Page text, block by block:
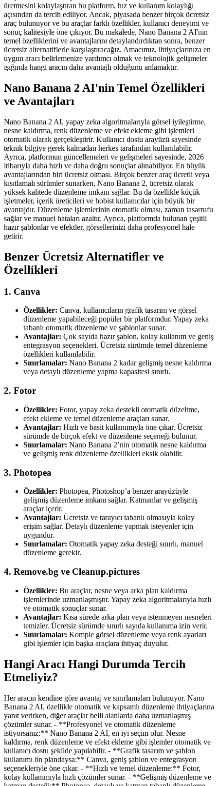
üretmesini kolaylaştıran bu platform, hız ve kullanım kolaylığı
açısından da tercih ediliyor. Ancak, piyasada benzer birçok ücretsiz
araç bulunuyor ve bu araçlar farklı özellikler, kullanıcı deneyimi ve
sonuç kalitesiyle öne çıkıyor. Bu makalede, Nano Banana 2 AI'nin
temel özelliklerini ve avantajlarını detaylandırdıktan sonra, benzer
ücretsiz alternatiflerle karşılaştıracağız. Amacımız, ihtiyaçlarınıza en
uygun aracı belirlemenize yardımcı olmak ve teknolojik gelişmeler
ışığında hangi aracın daha avantajlı olduğunu anlamaktır.
Nano Banana 2 AI'nin Temel Özellikleri
ve Avantajları
Nano Banana 2 AI, yapay zeka algoritmalarıyla görsel iyileştirme,
nesne kaldırma, renk düzenleme ve efekt ekleme gibi işlemleri
otomatik olarak gerçekleştirir. Kullanıcı dostu arayüzü sayesinde
teknik bilgiye gerek kalmadan herkes tarafından kullanılabilir.
Ayrıca, platformun güncellemeleri ve gelişmeleri sayesinde, 2026
itibarıyla daha hızlı ve daha doğru sonuçlar alınabiliyor. En büyük
avantajlarından biri ücretsiz olması. Birçok benzer araç ücretli veya
kısıtlamalı sürümler sunarken, Nano Banana 2, ücretsiz olarak
yüksek kalitede düzenleme imkanı sağlar. Bu da özellikle küçük
işletmeler, içerik üreticileri ve hobist kullanıcılar için büyük bir
avantajdır. Düzenleme işlemlerinin otomatik olması, zaman tasarrufu
sağlar ve manuel hataları azaltır. Ayrıca, platformda bulunan çeşitli
hazır şablonlar ve efektler, görsellerinizi daha profesyonel hale
getirir.
Benzer Ücretsiz Alternatifler ve
Özellikleri
1. Canva
Özellikler: Canva, kullanıcıların grafik tasarım ve görsel
düzenleme yapabileceği popüler bir platformdur. Yapay zeka
tabanlı otomatik düzenleme ve şablonlar sunar.
Avantajlar: Çok sayıda hazır şablon, kolay kullanım ve geniş
entegrasyon seçenekleri. Ücretsiz sürümde temel düzenleme
özellikleri kullanılabilir.
Sınırlamalar: Nano Banana 2 kadar gelişmiş nesne kaldırma
veya detaylı düzenleme yapma kapasitesi sınırlı.
2. Fotor
Özellikler: Fotor, yapay zeka destekli otomatik düzeltme,
efekt ekleme ve temel düzenleme araçları sunar.
Avantajlar: Hızlı ve basit kullanımıyla öne çıkar. Ücretsiz
sürümde de birçok efekt ve düzenleme seçeneği bulunur.
Sınırlamalar: Nano Banana 2’nin otomatik nesne kaldırma
ve gelişmiş renk düzenleme özellikleri eksik olabilir.
3. Photopea
Özellikler: Photopea, Photoshop’a benzer arayüzüyle
gelişmiş düzenleme imkanı sağlar. Katmanlar ve gelişmiş
araçlar içerir.
Avantajlar: Ücretsiz ve tarayıcı tabanlı olmasıyla kolay
erişim sağlar. Detaylı düzenleme yapmak isteyenler için
uygundur.
Sınırlamalar: Otomatik yapay zeka desteği sınırlı, manuel
düzenleme gerekir.
4. Remove.bg ve Cleanup.pictures
Özellikler: Bu araçlar, nesne veya arka plan kaldırma
işlemlerinde uzmanlaşmıştır. Yapay zeka algoritmalarıyla hızlı
ve otomatik sonuçlar sunar.
Avantajlar: Kısa sürede arka plan veya istenmeyen nesneleri
temizler. Ücretsiz sürümde sınırlı sayıda kullanıma izin verir.
Sınırlamalar: Komple görsel düzenleme veya renk ayarları
gibi işlemler için başka araçlara ihtiyaç duyulur.
Hangi Aracı Hangi Durumda Tercih
Etmeliyiz?
Her aracın kendine göre avantaj ve sınırlamaları bulunuyor. Nano
Banana 2 AI, özellikle otomatik ve kapsamlı düzenleme ihtiyaçlarına
yanıt verirken, diğer araçlar belli alanlarda daha uzmanlaşmış
çözümler sunar. - **Profesyonel ve otomatik düzenleme
istiyorsanız:** Nano Banana 2 AI, en iyi seçim olur. Nesne
kaldırma, renk düzenleme ve efekt ekleme gibi işlemler otomatik ve
kullanıcı dostu şekilde yapılabilir. - **Grafik tasarım ve şablon
kullanımı ön plandaysa:** Canva, geniş şablon ve entegrasyon
seçenekleriyle öne çıkar. - **Hızlı ve temel düzenleme:** Fotor,
kolay kullanımıyla hızlı çözümler sunar. - **Gelişmiş düzenleme ve